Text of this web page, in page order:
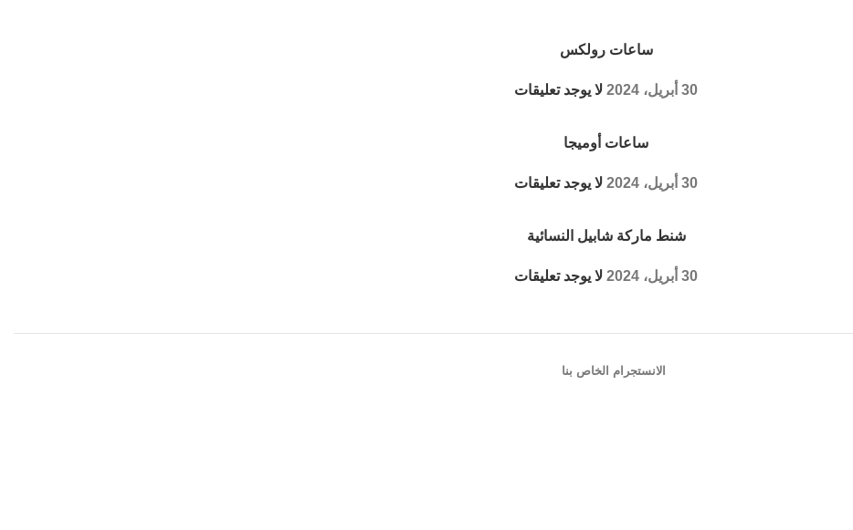
ساعات رولكس
30 أبريل، 2024 لا يوجد تعليقات
ساعات أوميجا
30 أبريل، 2024 لا يوجد تعليقات
شنط ماركة شابيل النسائية
30 أبريل، 2024 لا يوجد تعليقات
الانستجرام الخاص بنا